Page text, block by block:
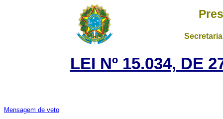
LEI Nº 15.034, DE
Mensagem de veto